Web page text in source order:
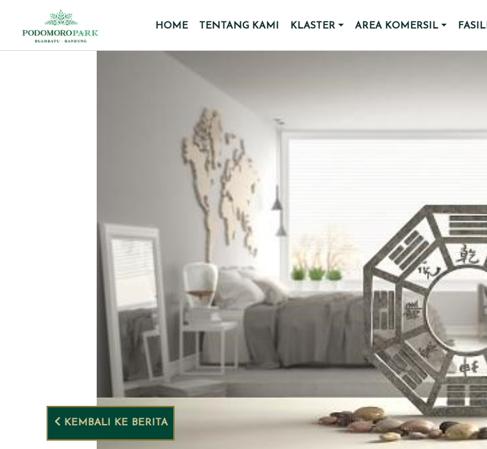
HOME TENTANG KAMI KLASTER AREA KOMERSIL
KEMBALI KE BERITA